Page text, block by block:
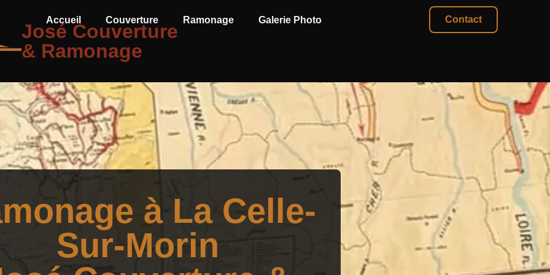
José Couverture
& Ramonage
Accueil Couverture Ramonage Galerie Photo Contact
à La Celle-
Sur-Morin